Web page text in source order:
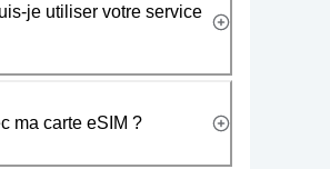
je utiliser votre service
ma carte eSIM ?